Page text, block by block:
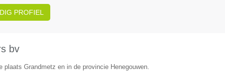
PROFIEL
bv
plaats Grandmetz en in de provincie Henegouwen.